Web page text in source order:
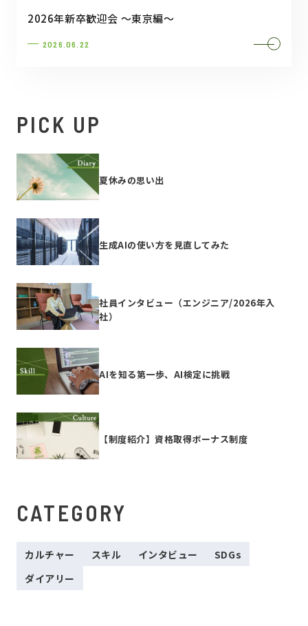
2026年新卒歓迎会 ～東京編～
2026.06.22
PICK UP
夏休みの思い出
生成AIの使い方を見直してみた
社員インタビュー（エンジニア/2026年入
社）
AIを知る第一歩、AI検定に挑戦
【制度紹介】資格取得ボーナス制度
CATEGORY
カルチャー スキル インタビュー
SDGs
ダイアリー